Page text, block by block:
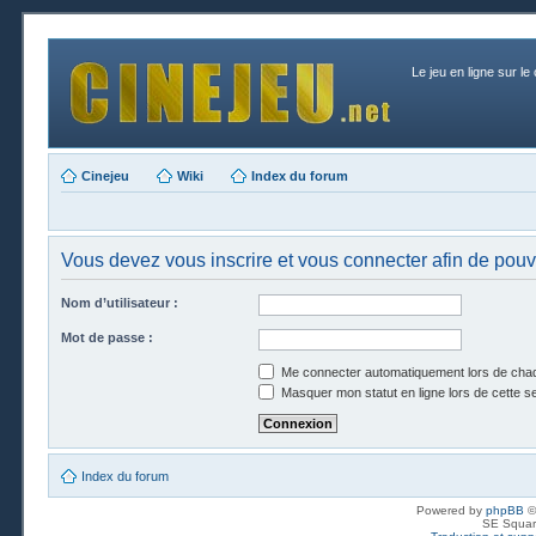
Le jeu en ligne sur le
Cinejeu Wiki Index du forum
Vous devez vous inscrire et vous connecter afin de
Nom d’utilisateur :
Mot de passe :
Me connecter automatiquement lors de
Masquer mon statut en ligne lors de cette
Index du forum
Powered by phpBB
SE